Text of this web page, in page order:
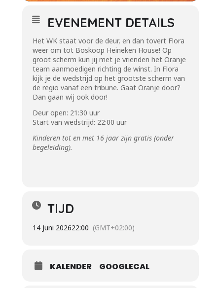
EVENEMENT DETAILS
Het WK staat voor de deur, en dan tovert Flora
weer om tot Boskoop Heineken House! Op
groot scherm kun jij met je vrienden het Oranje
team aanmoedigen richting de winst. In Flora
kijk je de wedstrijd op het grootste scherm van
de regio vanaf een tribune. Gaat Oranje door?
Dan gaan wij ook door!
Deur open: 21:30 uur
Start van wedstrijd: 22:00 uur
Kinderen tot en met 16 jaar zijn gratis (onder
begeleiding).
TIJD
14 Juni 202622:00 (GMT+02:00)
KALENDER GOOGLECAL